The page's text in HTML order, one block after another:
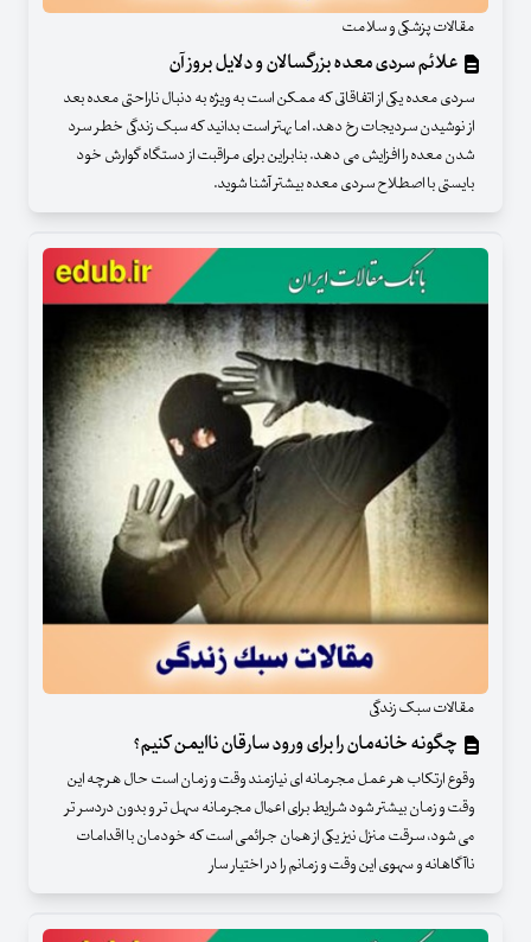
مقالات پزشکی و سلامت
علائم سردی معده بزرگسالان و دلایل بروز آن
سردی معده یکی از اتفاقاتی که ممکن است به ویژه به دنبال ناراحتی معده بعد
از نوشیدن سردیجات رخ دهد. اما بهتر است بدانید که سبک زندگی خطر سرد
شدن معده را افزایش می دهد. بنابراین برای مراقبت از دستگاه گوارش خود
بایستی با اصطلاح سردی معده بیشتر آشنا شوید.
مقالات سبک زندگی
چگونه خانه‌مان را برای ورود سارقان ناایمن کنیم؟
وقوع ارتکاب هر عمل مجرمانه ای نیازمند وقت و زمان است حال هرچه این
وقت و زمان بیشتر شود شرایط برای اعمال مجرمانه سهل تر و بدون دردسر تر
می شود، سرقت منزل نیز یکی از همان جرائمی است که خودمان با اقدامات
ناآگاهانه و سهوی این وقت و زمانم را در اختیار سار